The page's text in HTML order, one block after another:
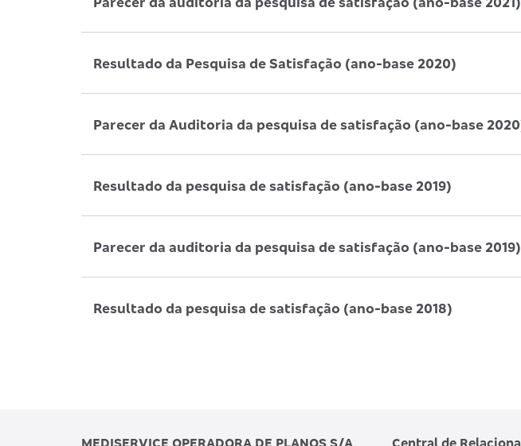
Resultado da Pesquisa de Satisfação (ano-base 2020)
Parecer da Auditoria da pesquisa de satisfação (ano-base
Resultado da pesquisa de satisfação (ano-base 2019)
Parecer da auditoria da pesquisa de satisfação (ano-base 2019)
Resultado da pesquisa de satisfação (ano-base 2018)
MEDISERVICE OPERADORA DE PLANOS S/A Central de